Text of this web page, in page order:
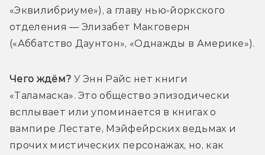
«Эквилибриуме»), а главу нью-йоркского
отделения — Элизабет Макговерн
(«Аббатство Даунтон», «Однажды в Америке»).
Чего ждём? У Энн Райс нет книги
«Таламаска». Это общество эпизодически
всплывает или упоминается в книгах о
вампире Лестате, Мэйфейрских ведьмах и
прочих мистических персонажах, но, как